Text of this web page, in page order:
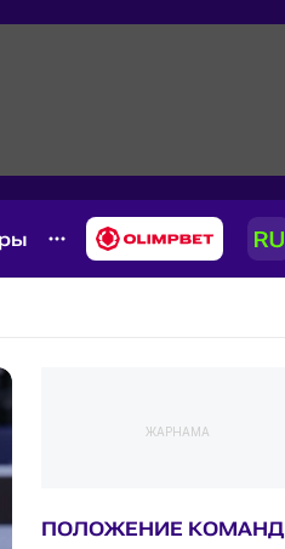
ЖАРНАМА
ПОЛОЖЕНИЕ КОМАНД